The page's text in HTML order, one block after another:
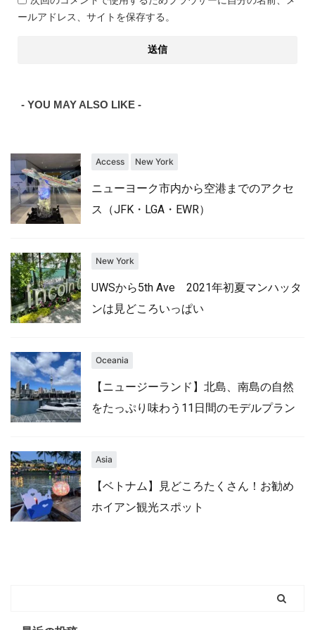
ールアドレス、サイトを保存する。
- YOU MAY ALSO LIKE -
Access New York
ニューヨーク市内から空港までのアクセ
ス（JFK・LGA・EWR）
New York
UWSから5th Ave 2021年初夏マンハッタ
ンは見どころいっぱい
Oceania
【ニュージーランド】北島、南島の自然
をたっぷり味わう11日間のモデルプラン
Asia
【ベトナム】見どころたくさん！お勧め
ホイアン観光スポット